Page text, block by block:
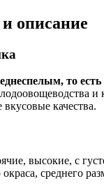
описание
то
и
качества.
высокие, с
среднего